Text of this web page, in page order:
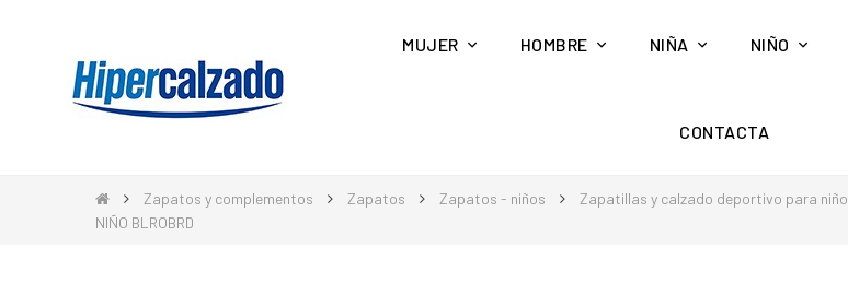
MUJER HOMBRE NIÑA NIÑO
CONTACTA
Zapatos y complementos Zapatos Zapatos - niños Zapatillas y calzado deportivo para niño
NIÑO BLROBRD